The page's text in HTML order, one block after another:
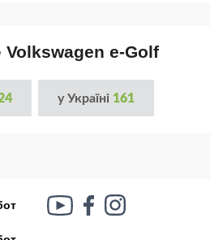
Volkswagen e-Golf
у Україні 161